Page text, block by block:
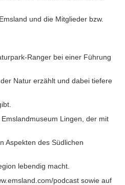
und die Mitglieder bzw.
Ranger bei einer Führung
Natur erzählt und dabei tiefere
Lingen, der mit
Aspekten des Südlichen
lebendig macht.
podcast sowie auf